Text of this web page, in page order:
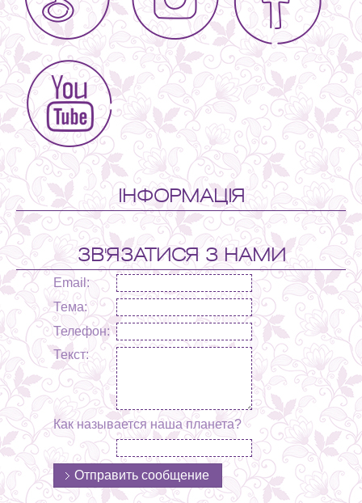
ІНФОРМАЦІЯ
ЗВ'ЯЗАТИСЯ З НАМИ
Email:
Тема:
Телефон:
Текст:
Как называется наша планета?